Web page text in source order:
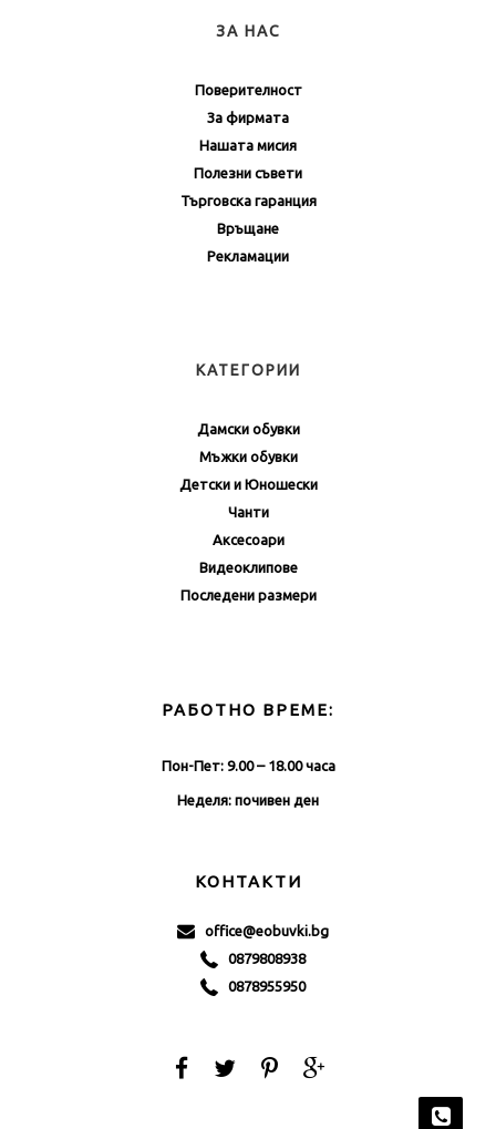
ЗА НАС
Поверителност
За фирмата
Нашата мисия
Полезни съвети
Търговска гаранция
Връщане
Рекламации
КАТЕГОРИИ
Дамски обувки
Мъжки обувки
Детски и Юношески
Чанти
Аксесоари
Видеоклипове
Последени размери
РАБОТНО ВРЕМЕ:
Пон-Пет: 9.00 – 18.00 часа
Неделя: почивен ден
КОНТАКТИ
office@eobuvki.bg
0879808938
0878955950